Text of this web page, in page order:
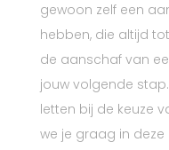
gewoon zelf een
hebben, die altijd
de aanschaf van
jouw volgende
letten bij de keuze
we je graag in deze